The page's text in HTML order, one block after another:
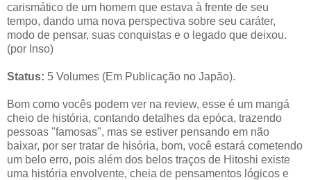
carismático de um homem que estava à frente de seu
tempo, dando uma nova perspectiva sobre seu caráter,
modo de pensar, suas conquistas e o legado que deixou.
(por Inso)
Status: 5 Volumes (Em Publicação no Japão).
Bom como vocês podem ver na review, esse é um mangá
cheio de história, contando detalhes da epóca, trazendo
pessoas "famosas", mas se estiver pensando em não
baixar, por ser tratar de hisória, bom, você estará cometendo
um belo erro, pois além dos belos traços de Hitoshi existe
uma história envolvente, cheia de pensamentos lógicos e